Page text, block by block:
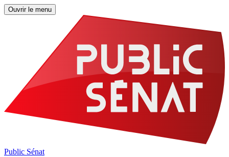
Ouvrir le menu
Public Sénat